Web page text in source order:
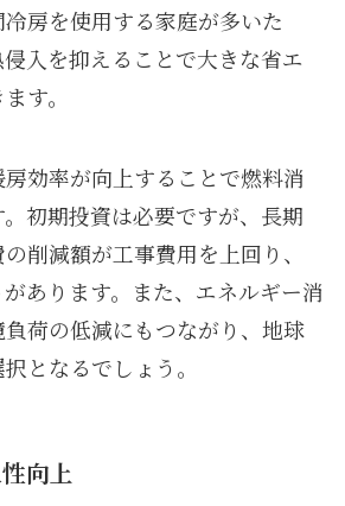
房を使用する家庭が多いた
入を抑えることで大きな省エ
す。
効率が向上することで燃料消
初期投資は必要ですが、長期
削減額が工事費用を上回り、
あります。また、エネルギー消
荷の低減にもつながり、地球
となるでしょう。
向上